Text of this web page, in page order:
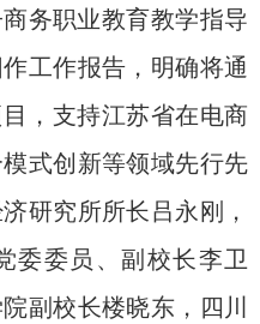
务职业教育教学指导
工作报告，明确将通
，支持江苏省在电商
式创新等领域先行先
研究所所长吕永刚，
委委员、副校长李卫
副校长楼晓东，四川